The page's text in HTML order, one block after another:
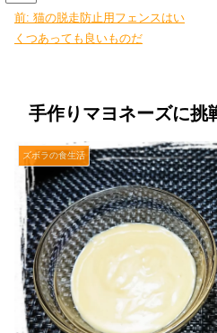
前: 猫の脱走防止用フェンスはい
くつあっても良いものだ
手作りマヨネーズに挑
ズボラの食生活